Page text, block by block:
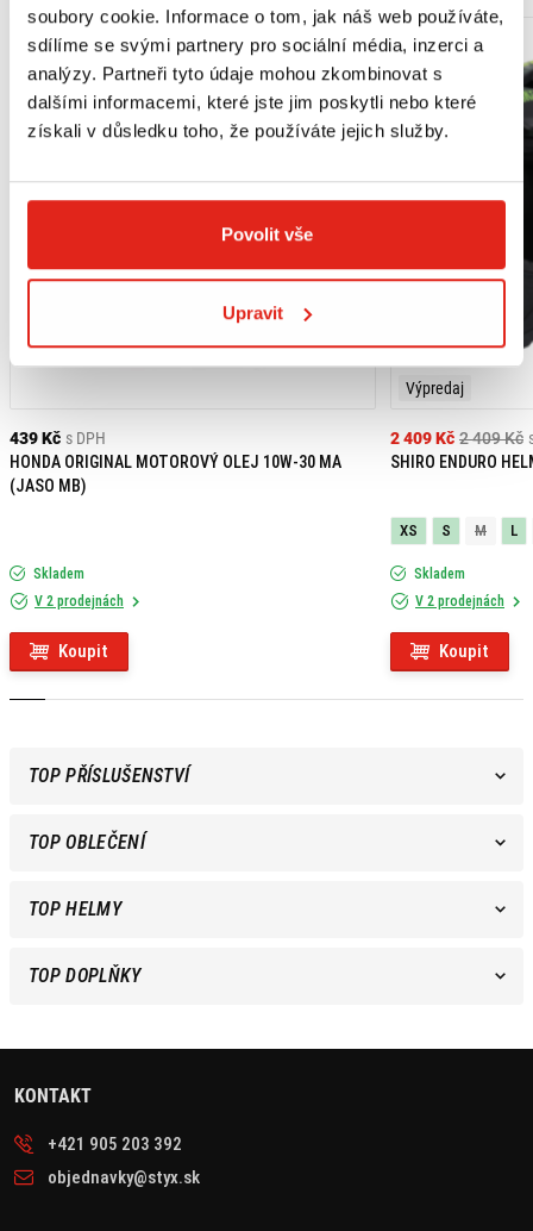
soubory cookie. Informace o tom, jak náš web používáte,
sdílíme se svými partnery pro sociální média, inzerci a
analýzy. Partneři tyto údaje mohou zkombinovat s
dalšími informacemi, které jste jim poskytli nebo které
získali v důsledku toho, že používáte jejich služby.
Povolit vše
Upravit
439 Kč s DPH
HONDA ORIGINAL MOTOROVÝ OLEJ 10W-30 MA
(JASO MB)
Skladem
V 2 prodejnách
Koupit
Výpredaj
2 409 Kč
2 409 Kč
SHIRO ENDURO
XS S M L
Skladem
V 2 prodejnách
Koupit
TOP PŘÍSLUŠENSTVÍ
TOP OBLEČENÍ
TOP HELMY
TOP DOPLŇKY
KONTAKT
+421 905 203 392
objednavky@styx.sk